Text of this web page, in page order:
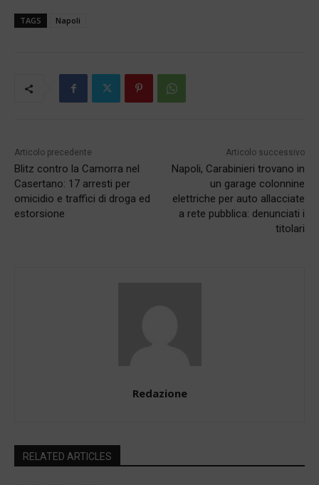
TAGS Napoli
Articolo precedente
Blitz contro la Camorra nel
Casertano: 17 arresti per
omicidio e traffici di droga ed
estorsione
Articolo successivo
Napoli, Carabinieri trovano in
un garage colonnine
elettriche per auto allacciate
a rete pubblica: denunciati i
titolari
Redazione
RELATED ARTICLES